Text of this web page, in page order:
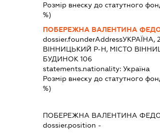
Розмір внеску до статутного
%)
ПОБЕРЕЖНА ВАЛЕНТИНА
dossier.founderAddressУКРАЇНА,
ВІННИЦЬКИЙ Р-Н, МІСТО
БУДИНОК 106
statements.nationality:Україна
Розмір внеску до статутного
%)
ПОБЕРЕЖНА ВАЛЕНТИНА
dossier.position -